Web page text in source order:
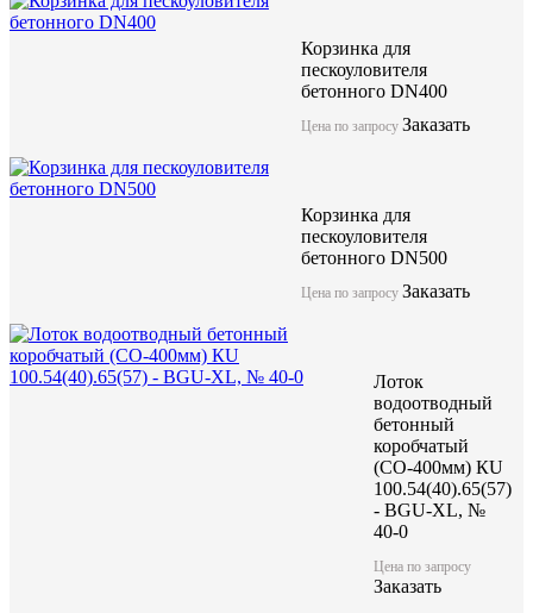
Компания ЖБИ "КубаньСпецБетон" предлагает лоток
решетками (класс нагрузки от А15 до F900) может
нагрузки до F900. Имеет длинну 1000мм и качественные
Данные изделия изготоавливаются по технологии
Лоток водоотводный
коробчатый (СО-200мм), с
KUв 100.29,8(20).27(20) -
Цену уточняйте у менеджера
Корзинка для
пескоуловителя
бетонного DN400
Цена по запросуЗаказать
Корзинка для
пескоуловителя
бетонного DN500
Цена по запросуЗаказать
Лоток
водоотводный
бетонный
коробчатый
(СО-400мм) КU
100.54(40).65(57)
- BGU-XL, №
40-0
Цена по запросу
Заказать